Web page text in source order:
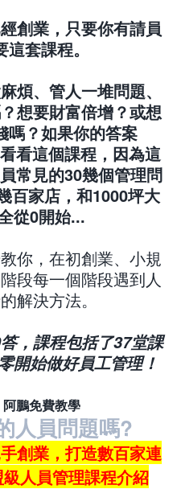
創業，只要你有請員
套課程。
煩、管人一堆問題、
想要財富倍增？或想
嗎？如果你的答案
看這個課程，因為這
常見的30幾個管理問
百家店，和1000坪大
從0開始...
你，在初創業、小規
段每一個階段遇到人
解決方法。
，課程包括了37堂課
開始做好員工管理！
鵬免費教學
人員問題嗎?
創業，打造數百家連
人員管理課程介紹